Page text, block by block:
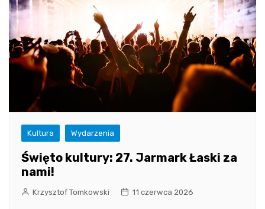
Kultura Wydarzenia
Święto kultury: 27. Jarmark Łaski za
nami!
Krzysztof Tomkowski 11 czerwca 2026